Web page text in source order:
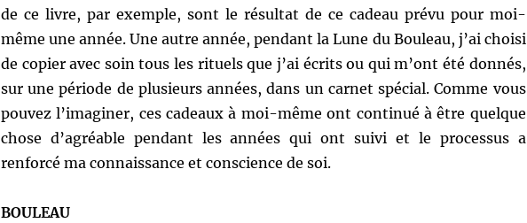
de ce livre, par exemple, sont le résultat de ce cadeau prévu pour moi-
même une année. Une autre année, pendant la Lune du Bouleau, j’ai choisi
de copier avec soin tous les rituels que j’ai écrits ou qui m’ont été donnés,
sur une période de plusieurs années, dans un carnet spécial. Comme vous
pouvez l’imaginer, ces cadeaux à moi-même ont continué à être quelque
chose d’agréable pendant les années qui ont suivi et le processus a
renforcé ma connaissance et conscience de soi.
BOULEAU